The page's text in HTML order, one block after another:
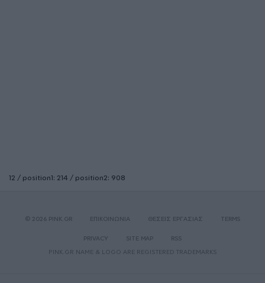
12 / position1: 214 / position2: 908
© 2026 PINK.GR ΕΠΙΚΟΙΝΩΝΙΑ ΘΕΣΕΙΣ ΕΡΓΑΣΙΑΣ TERMS
PRIVACY SITE MAP
RSS
PINK.GR NAME & LOGO ARE REGISTERED TRADEMARKS